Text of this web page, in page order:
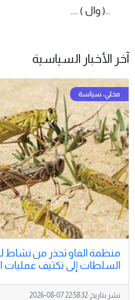
...( وال ) ....
آخر الأخبار السياسية
منظمة الفاو تحذر من نشاط
السلطات إلى تكثيف عمليات
نشر بتاريخ:2026-08-07 22:58:32